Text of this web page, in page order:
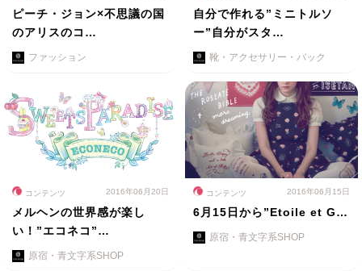
ピーチ・ジョン×不思議の国
のアリスのコ…
ファッション
自分で作れる”ミニトルソ
ー”自分がスタ…
靴・アクセサリー・バック
コンテンツ 2016年06月20日
メルヘンの世界感が楽し
い！”エコネコ”…
原宿・青文字系SHOP
コンテンツ 2016年06月15日
6月15日から”Etoile et G…
原宿・青文字系SHOP